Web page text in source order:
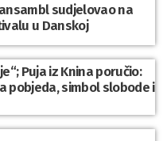
sudjelovao na
u Danskoj
Puja iz Knina poručio:
pobjeda, simbol slobode i